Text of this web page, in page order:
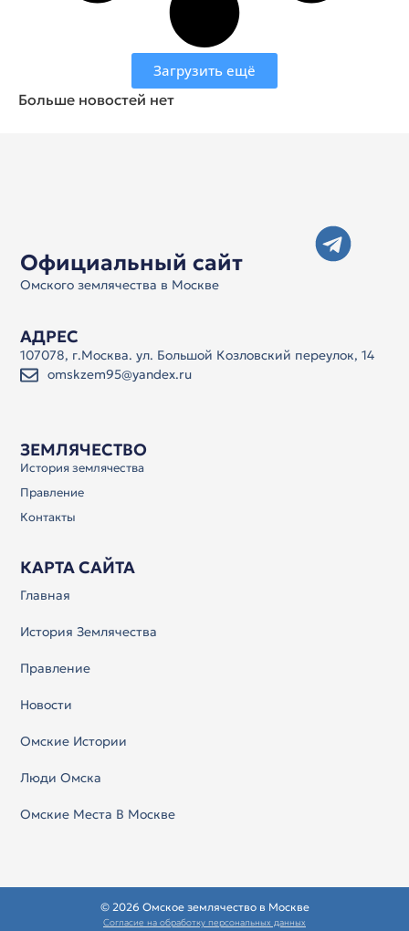
Загрузить ещё
Больше новостей нет
Официальный сайт
Омского землячества в Москве
ЗЕМЛЯЧЕСТВО
История землячества
Правление
Контакты
КАРТА САЙТА
Главная
История Землячества
Правление
Новости
Омские Истории
Люди Омска
Омские Места В Москве
АДРЕС
107078, г.Москва. ул. Большой Козловский переулок, 14
omskzem95@yandex.ru
© 2026 Омское землячество в Москве
Согласие на обработку персональных данных